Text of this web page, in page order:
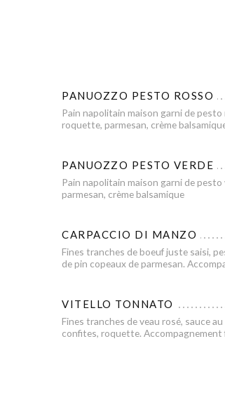
PANUOZZO PESTO ROSSO
Pain napolitain maison garni de
roquette, parmesan, crème
PANUOZZO PESTO VERDE
Pain napolitain maison garni de
parmesan, crème balsamique
CARPACCIO DI MANZO
Fines tranches de boeuf juste saisi,
de pin copeaux de parmesan.
VITELLO TONNATO
Fines tranches de veau rosé, sauce
confites, roquette. Accompagnement